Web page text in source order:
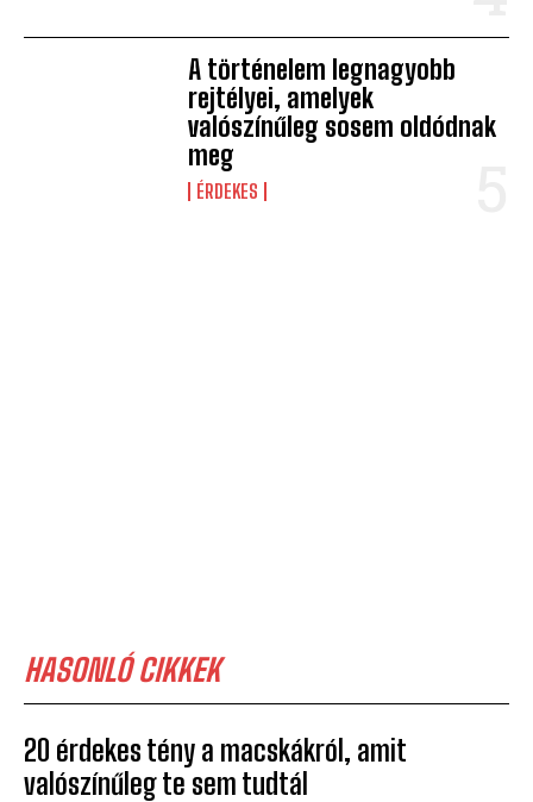
A történelem legnagyobb
rejtélyei, amelyek
valószínűleg sosem oldódnak
meg
ÉRDEKES
HASONLÓ CIKKEK
20 érdekes tény a macskákról, amit
valószínűleg te sem tudtál